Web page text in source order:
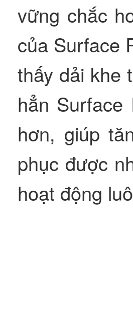
vững chắc
của Surface
thấy dải khe
hẳn
hơn, giúp
phục được
hoạt động